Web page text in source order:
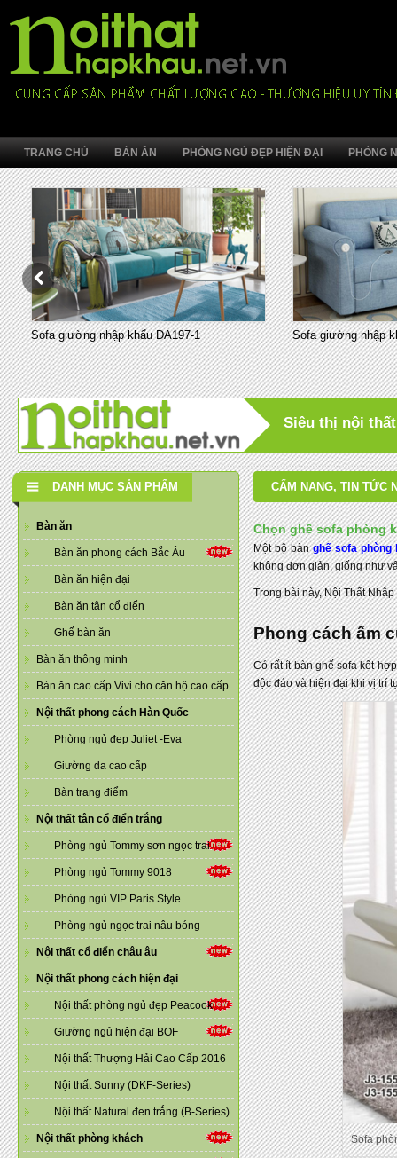
TRANG CHỦ BÀN ĂN PHÒNG NGỦ ĐẸP HIỆN ĐẠI PHÒNG
Sofa giường nhập khẩu DA197-1 Sofa giường nhập
Siêu thị nội
DANH MỤC SẢN PHẨM
Bàn ăn
Bàn ăn phong cách Bắc Âu
Bàn ăn hiện đại
Bàn ăn tân cổ điển
Ghế bàn ăn
Bàn ăn thông minh
Bàn ăn cao cấp Vivi cho căn hộ cao cấp
Nội thất phong cách Hàn Quốc
Phòng ngủ đẹp Juliet -Eva
Giường da cao cấp
Bàn trang điểm
Nội thất tân cổ điển trắng
Phòng ngủ Tommy sơn ngọc trai
Phòng ngủ Tommy 9018
Phòng ngủ VIP Paris Style
Phòng ngủ ngọc trai nâu bóng
Nội thất cổ điển châu âu
Nội thất phong cách hiện đại
Nội thất phòng ngủ đẹp Peacook
Giường ngủ hiện đại BOF
Nội thất Thượng Hải Cao Cấp 2016
Nội thất Sunny (DKF-Series)
Nội thất Natural đen trắng (B-Series)
Nội thất phòng khách
CẨM NANG, TIN TỨC
Chọn ghế sofa phòng
Một bộ bànghế sofa phòng
không đơn giản, giống như
Trong bài này, Nội Thất
Phong cách ấm
Có rất ít bàn ghế sofa kết
độc đáo và hiện đại khi vị trí
Sofa